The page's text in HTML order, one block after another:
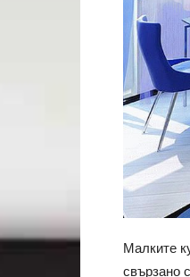
Малките
свързано